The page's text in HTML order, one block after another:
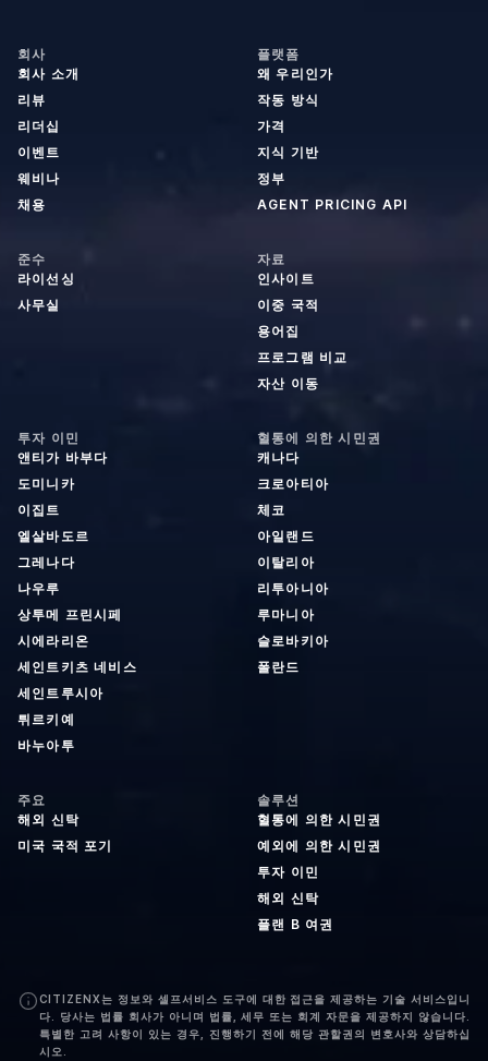
회사
회사 소개
리뷰
리더십
이벤트
웨비나
채용
플랫폼
왜 우리인가
작동 방식
가격
지식 기반
정부
AGENT PRICING API
준수
라이선싱
사무실
자료
인사이트
이중 국적
용어집
프로그램 비교
자산 이동
투자 이민
앤티가 바부다
도미니카
이집트
엘살바도르
그레나다
나우루
상투메 프린시페
시에라리온
세인트키츠 네비스
세인트루시아
튀르키예
바누아투
혈통에 의한 시민권
캐나다
크로아티아
체코
아일랜드
이탈리아
리투아니아
루마니아
슬로바키아
폴란드
주요
해외 신탁
미국 국적 포기
솔루션
혈통에 의한 시민권
예외에 의한 시민권
투자 이민
해외 신탁
플랜 B 여권
CITIZENX는 정보와 셀프서비스 도구에 대한 접근을 제공하는 기술 서비스입니
다. 당사는 법률 회사가 아니며 법률, 세무 또는 회계 자문을 제공하지 않습니다.
특별한 고려 사항이 있는 경우, 진행하기 전에 해당 관할권의 변호사와 상담하십
시오.